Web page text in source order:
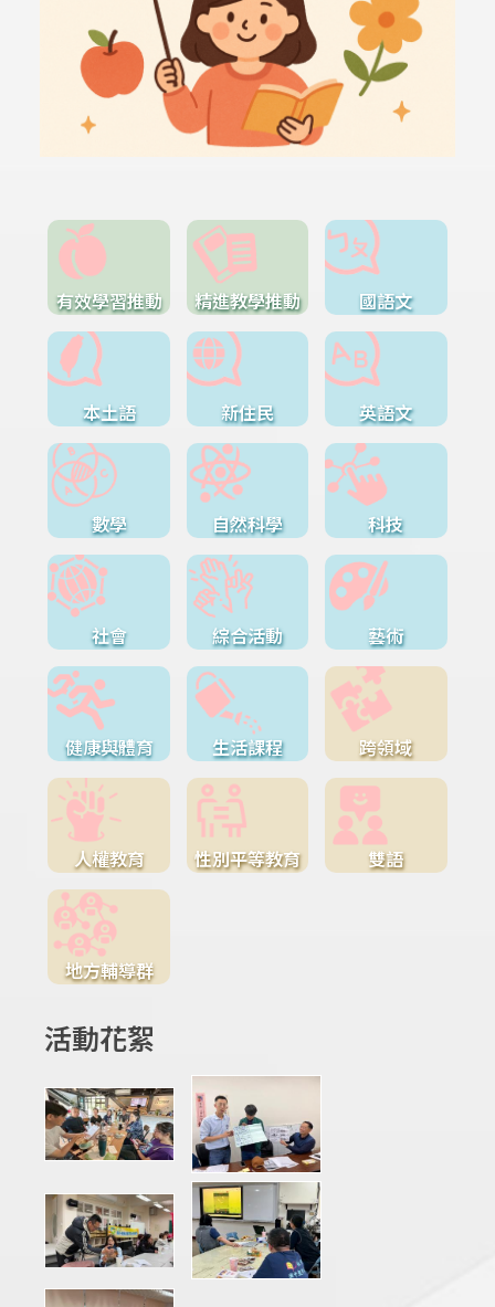
有效學習推動 精進教學推動 國語文
本土語 新住民 英語文
數學 自然科學 科技
社會 綜合活動 藝術
健康與體育 生活課程 跨領域
人權教育 性別平等教育 雙語
地方輔導群
活動花絮